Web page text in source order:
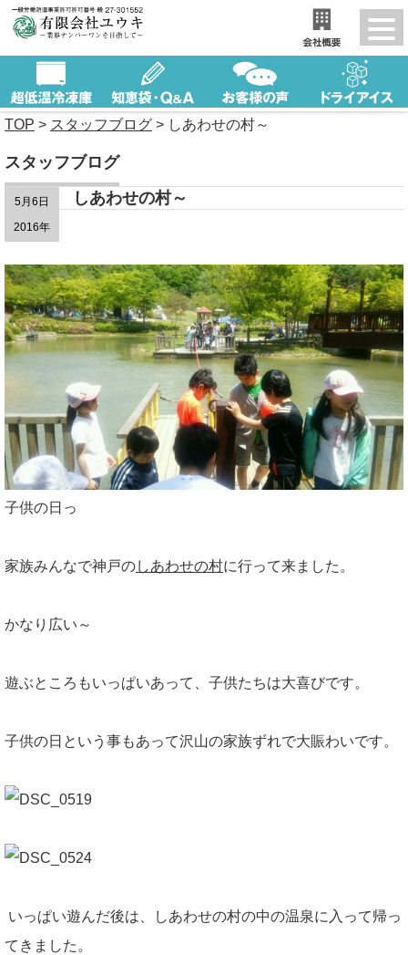
TOP > スタッフブログ > しあわせの村～
スタッフブログ
5月6日
2016年
しあわせの村～
子供の日っ
家族みんなで神戸のしあわせの村に行って来ました。
かなり広い～
遊ぶところもいっぱいあって、子供たちは大喜びです。
子供の日という事もあって沢山の家族ずれで大賑わいです。
いっぱい遊んだ後は、しあわせの村の中の温泉に入って帰っ
てきました。